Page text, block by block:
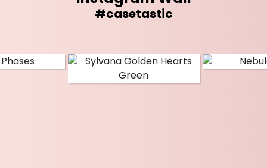
#casetastic